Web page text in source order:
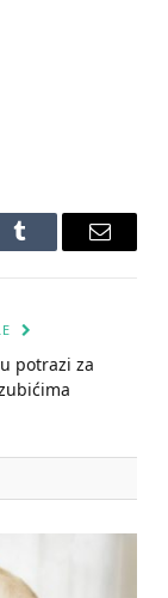
Tumblr Email
potrazi za